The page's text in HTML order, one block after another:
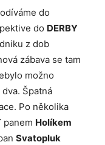
do
do DERBY
z dob
zábava se tam
možno
Špatná
Po několika
panem Holíkem
Svatopluk